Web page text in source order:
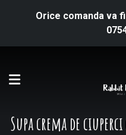
Orice comanda va
Supa crema de